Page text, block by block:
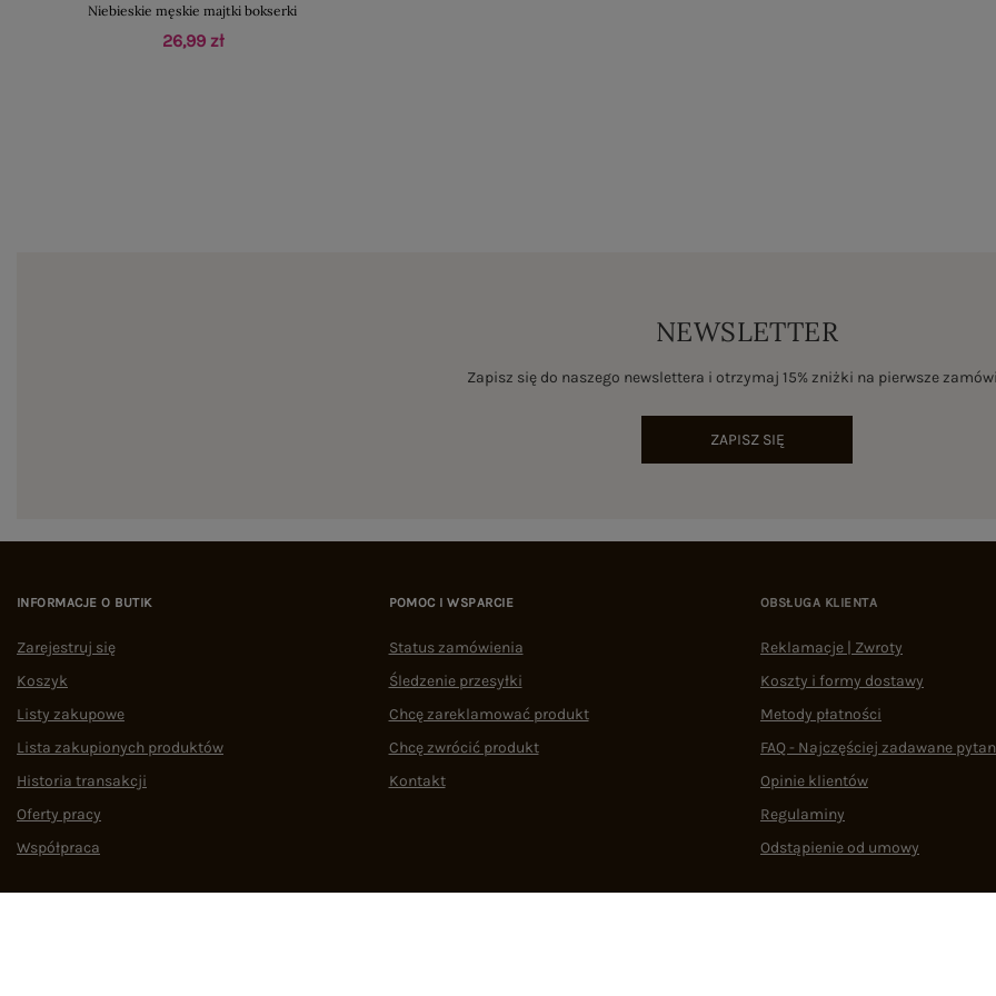
Niebieskie męskie majtki bokserki
26,99 zł
NEWSLETTER
Zapisz się do naszego newslettera i otrzymaj 15% zniżki na pierwsze
ZAPISZ SIĘ
INFORMACJE O BUTIK
Zarejestruj się
Koszyk
Listy zakupowe
Lista zakupionych produktów
Historia transakcji
Oferty pracy
Współpraca
POMOC I WSPARCIE
Status zamówienia
Śledzenie przesyłki
Chcę zareklamować produkt
Chcę zwrócić produkt
Kontakt
OBSŁUGA KLIENTA
Reklamacje | Zwroty
Koszty i formy dostawy
Metody płatności
FAQ - Najczęściej zadawane
Opinie klientów
Regulaminy
Odstąpienie od umowy